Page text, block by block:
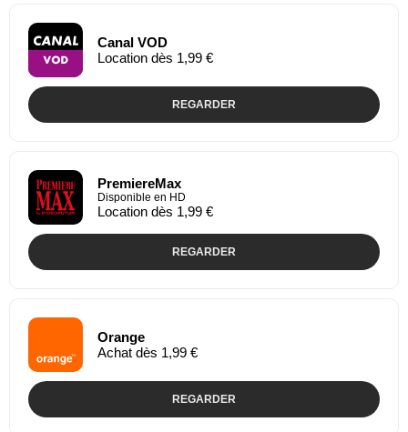
Canal VOD
Location dès 1,99 €
REGARDER
PremiereMax
Disponible en HD
Location dès 1,99 €
REGARDER
Orange
Achat dès 1,99 €
REGARDER